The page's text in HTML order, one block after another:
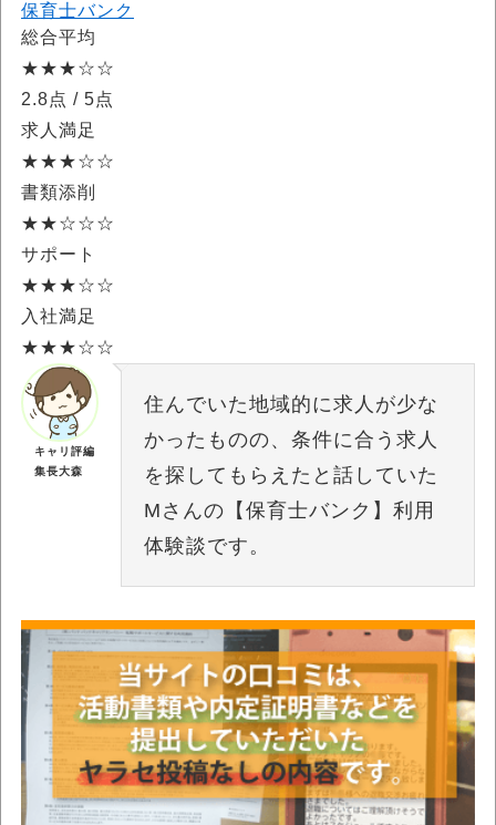
保育士バンク
総合平均
★★★☆☆
2.8点 / 5点
求人満足
★★★☆☆
書類添削
★★☆☆☆
サポート
★★★☆☆
入社満足
★★★☆☆
キャリ評編
集長大森
住んでいた地域的に求人が少な
かったものの、条件に合う求人
を探してもらえたと話していた
Mさんの【保育士バンク】利用
体験談です。